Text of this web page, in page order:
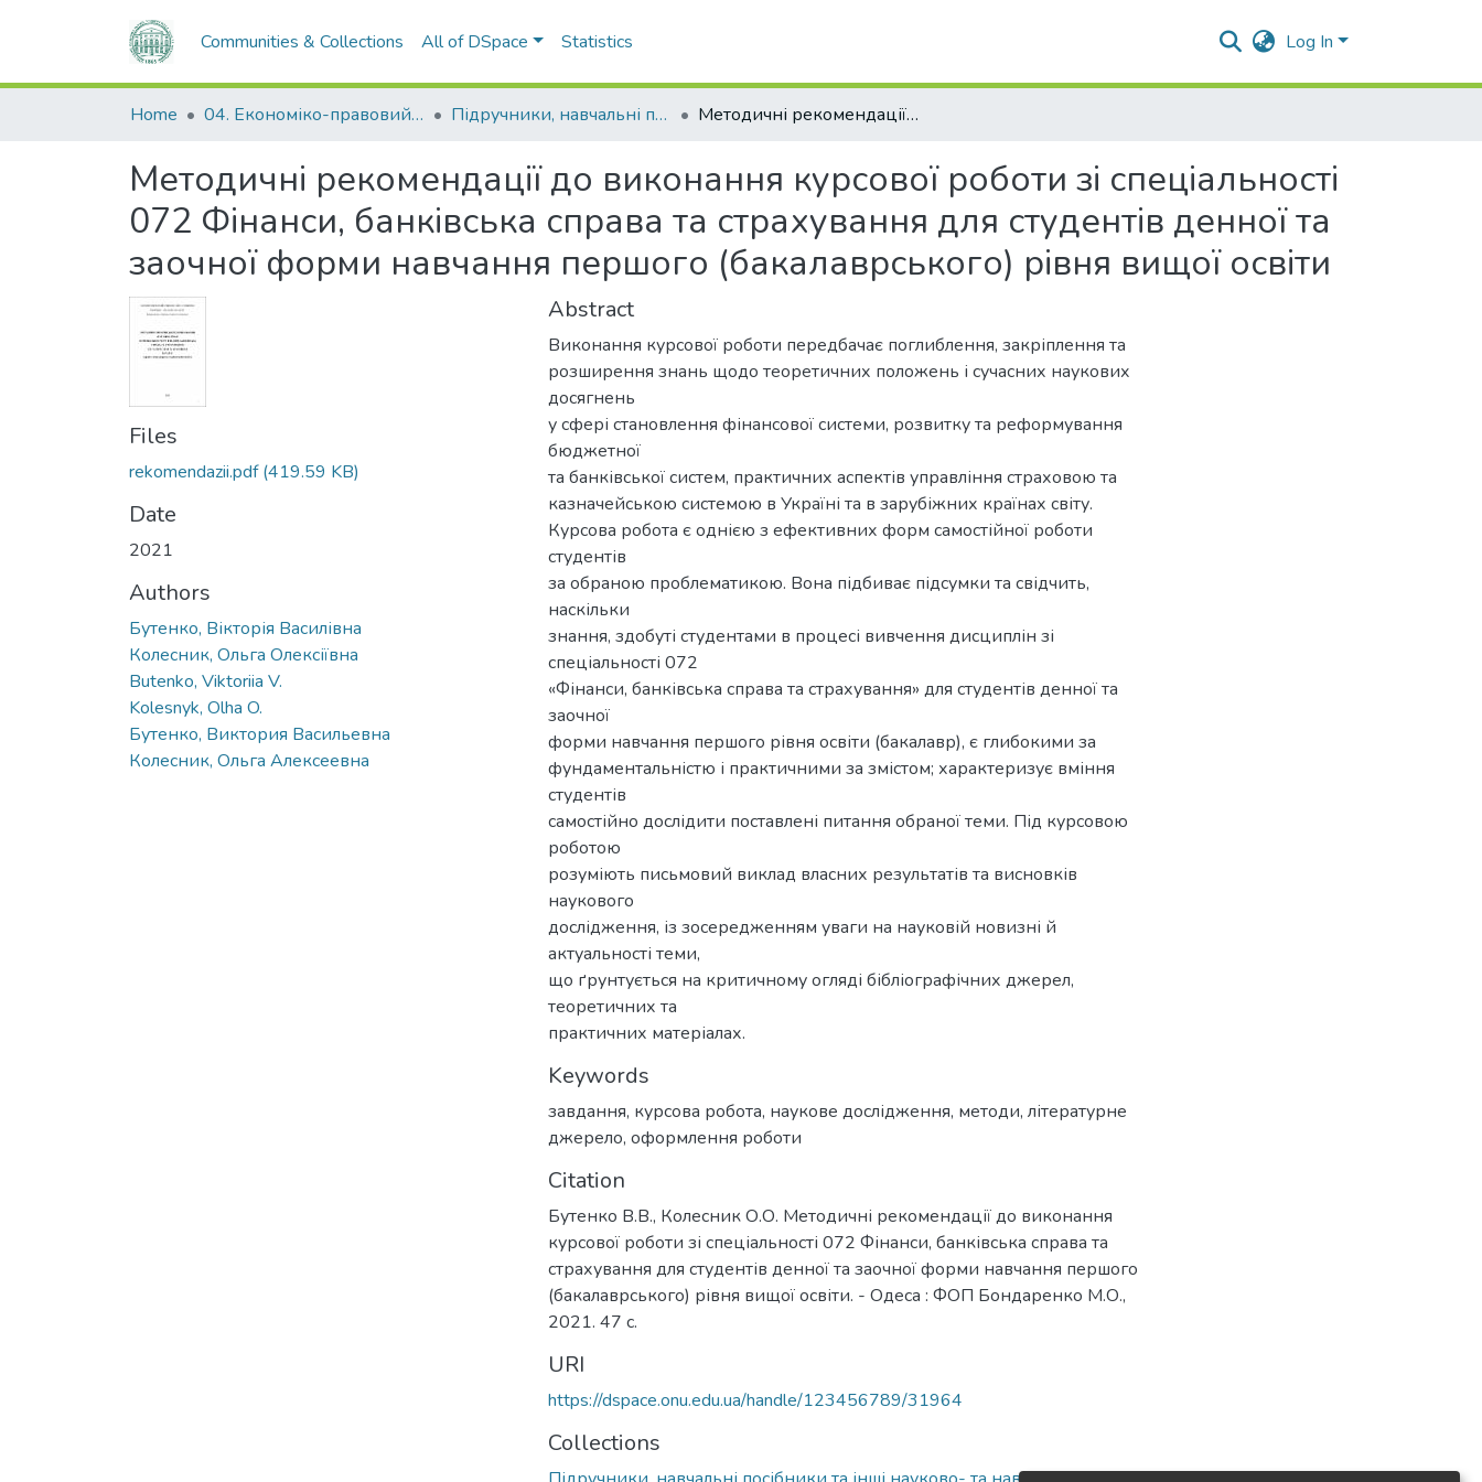
Communities & Collections All of DSpace Statistics Log In
Home 04. Економіко-правовий факультет Підручники, навчальні посібники та інші науково- та навчально-методичні праці ЕПФ Методичні рекомендації до виконання курсової роботи зі спеціальності 072 Фінанси, банківська справа та страхування для студентів денної та заочної форми навчання першого (бакалаврського) рівня вищої освіти
Методичні рекомендації до виконання курсової роботи зі спеціальності
072 Фінанси, банківська справа та страхування для студентів денної та
заочної форми навчання першого (бакалаврського) рівня вищої освіти
Files
rekomendazii.pdf(419.59 KB)
Date
2021
Authors
Бутенко, Вікторія Василівна
Колесник, Ольга Олексіївна
Butenko, Viktoriia V.
Kolesnyk, Olha O.
Бутенко, Виктория Васильевна
Колесник, Ольга Алексеевна
Abstract
Виконання курсової роботи передбачає поглиблення, закріплення та
розширення знань щодо теоретичних положень і сучасних наукових
досягнень
у сфері становлення фінансової системи, розвитку та реформування
бюджетної
та банківської систем, практичних аспектів управління страховою та
казначейською системою в Україні та в зарубіжних країнах світу.
Курсова робота є однією з ефективних форм самостійної роботи
студентів
за обраною проблематикою. Вона підбиває підсумки та свідчить,
наскільки
знання, здобуті студентами в процесі вивчення дисциплін зі
спеціальності 072
«Фінанси, банківська справа та страхування» для студентів денної та
заочної
форми навчання першого рівня освіти (бакалавр), є глибокими за
фундаментальністю і практичними за змістом; характеризує вміння
студентів
самостійно дослідити поставлені питання обраної теми. Під курсовою
роботою
розуміють письмовий виклад власних результатів та висновків
наукового
дослідження, із зосередженням уваги на науковій новизні й
актуальності теми,
що ґрунтується на критичному огляді бібліографічних джерел,
теоретичних та
практичних матеріалах.
Keywords
завдання, курсова робота, наукове дослідження, методи, літературне
джерело, оформлення роботи
Citation
Бутенко В.В., Колесник О.О. Методичні рекомендації до виконання
курсової роботи зі спеціальності 072 Фінанси, банківська справа та
страхування для студентів денної та заочної форми навчання першого
(бакалаврського) рівня вищої освіти. - Одеса : ФОП Бондаренко М.О.,
2021. 47 с.
URI
https://dspace.onu.edu.ua/handle/123456789/31964
Collections